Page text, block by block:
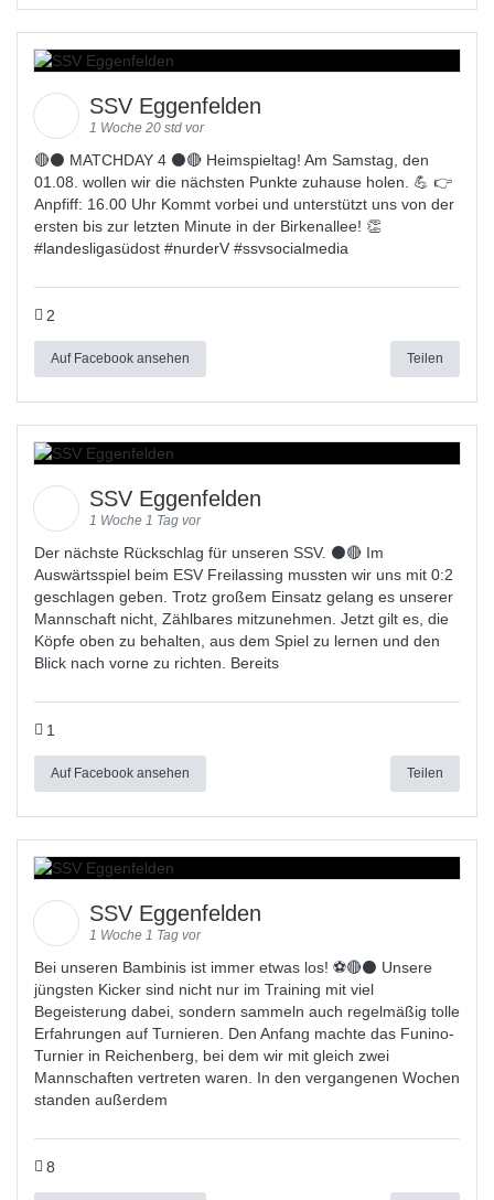
SSV Eggenfelden
1 Woche 20 std vor
🔴⚫ MATCHDAY 4 ⚫🔴 Heimspieltag! Am Samstag, den
01.08. wollen wir die nächsten Punkte zuhause holen. 💪 👉
Anpfiff: 16.00 Uhr Kommt vorbei und unterstützt uns von der
ersten bis zur letzten Minute in der Birkenallee! 👏
#landesligasüdost #nurderV #ssvsocialmedia
2
Auf Facebook ansehen Teilen
SSV Eggenfelden
1 Woche 1 Tag vor
Der nächste Rückschlag für unseren SSV. ⚫🔴 Im
Auswärtsspiel beim ESV Freilassing mussten wir uns mit 0:2
geschlagen geben. Trotz großem Einsatz gelang es unserer
Mannschaft nicht, Zählbares mitzunehmen. Jetzt gilt es, die
Köpfe oben zu behalten, aus dem Spiel zu lernen und den
Blick nach vorne zu richten. Bereits
1
Auf Facebook ansehen Teilen
SSV Eggenfelden
1 Woche 1 Tag vor
Bei unseren Bambinis ist immer etwas los! ⚽️🔴⚫ Unsere
jüngsten Kicker sind nicht nur im Training mit viel
Begeisterung dabei, sondern sammeln auch regelmäßig tolle
Erfahrungen auf Turnieren. Den Anfang machte das Funino-
Turnier in Reichenberg, bei dem wir mit gleich zwei
Mannschaften vertreten waren. In den vergangenen Wochen
standen außerdem
8